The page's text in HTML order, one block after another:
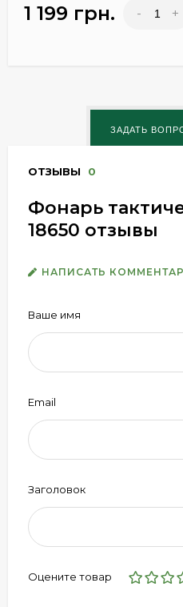
1 199 грн. - +
ОТЗЫВЫ 0
Фонарь
18650 отзывы
НАПИСАТЬ
Ваше имя
Email
Заголовок
Оцените товар